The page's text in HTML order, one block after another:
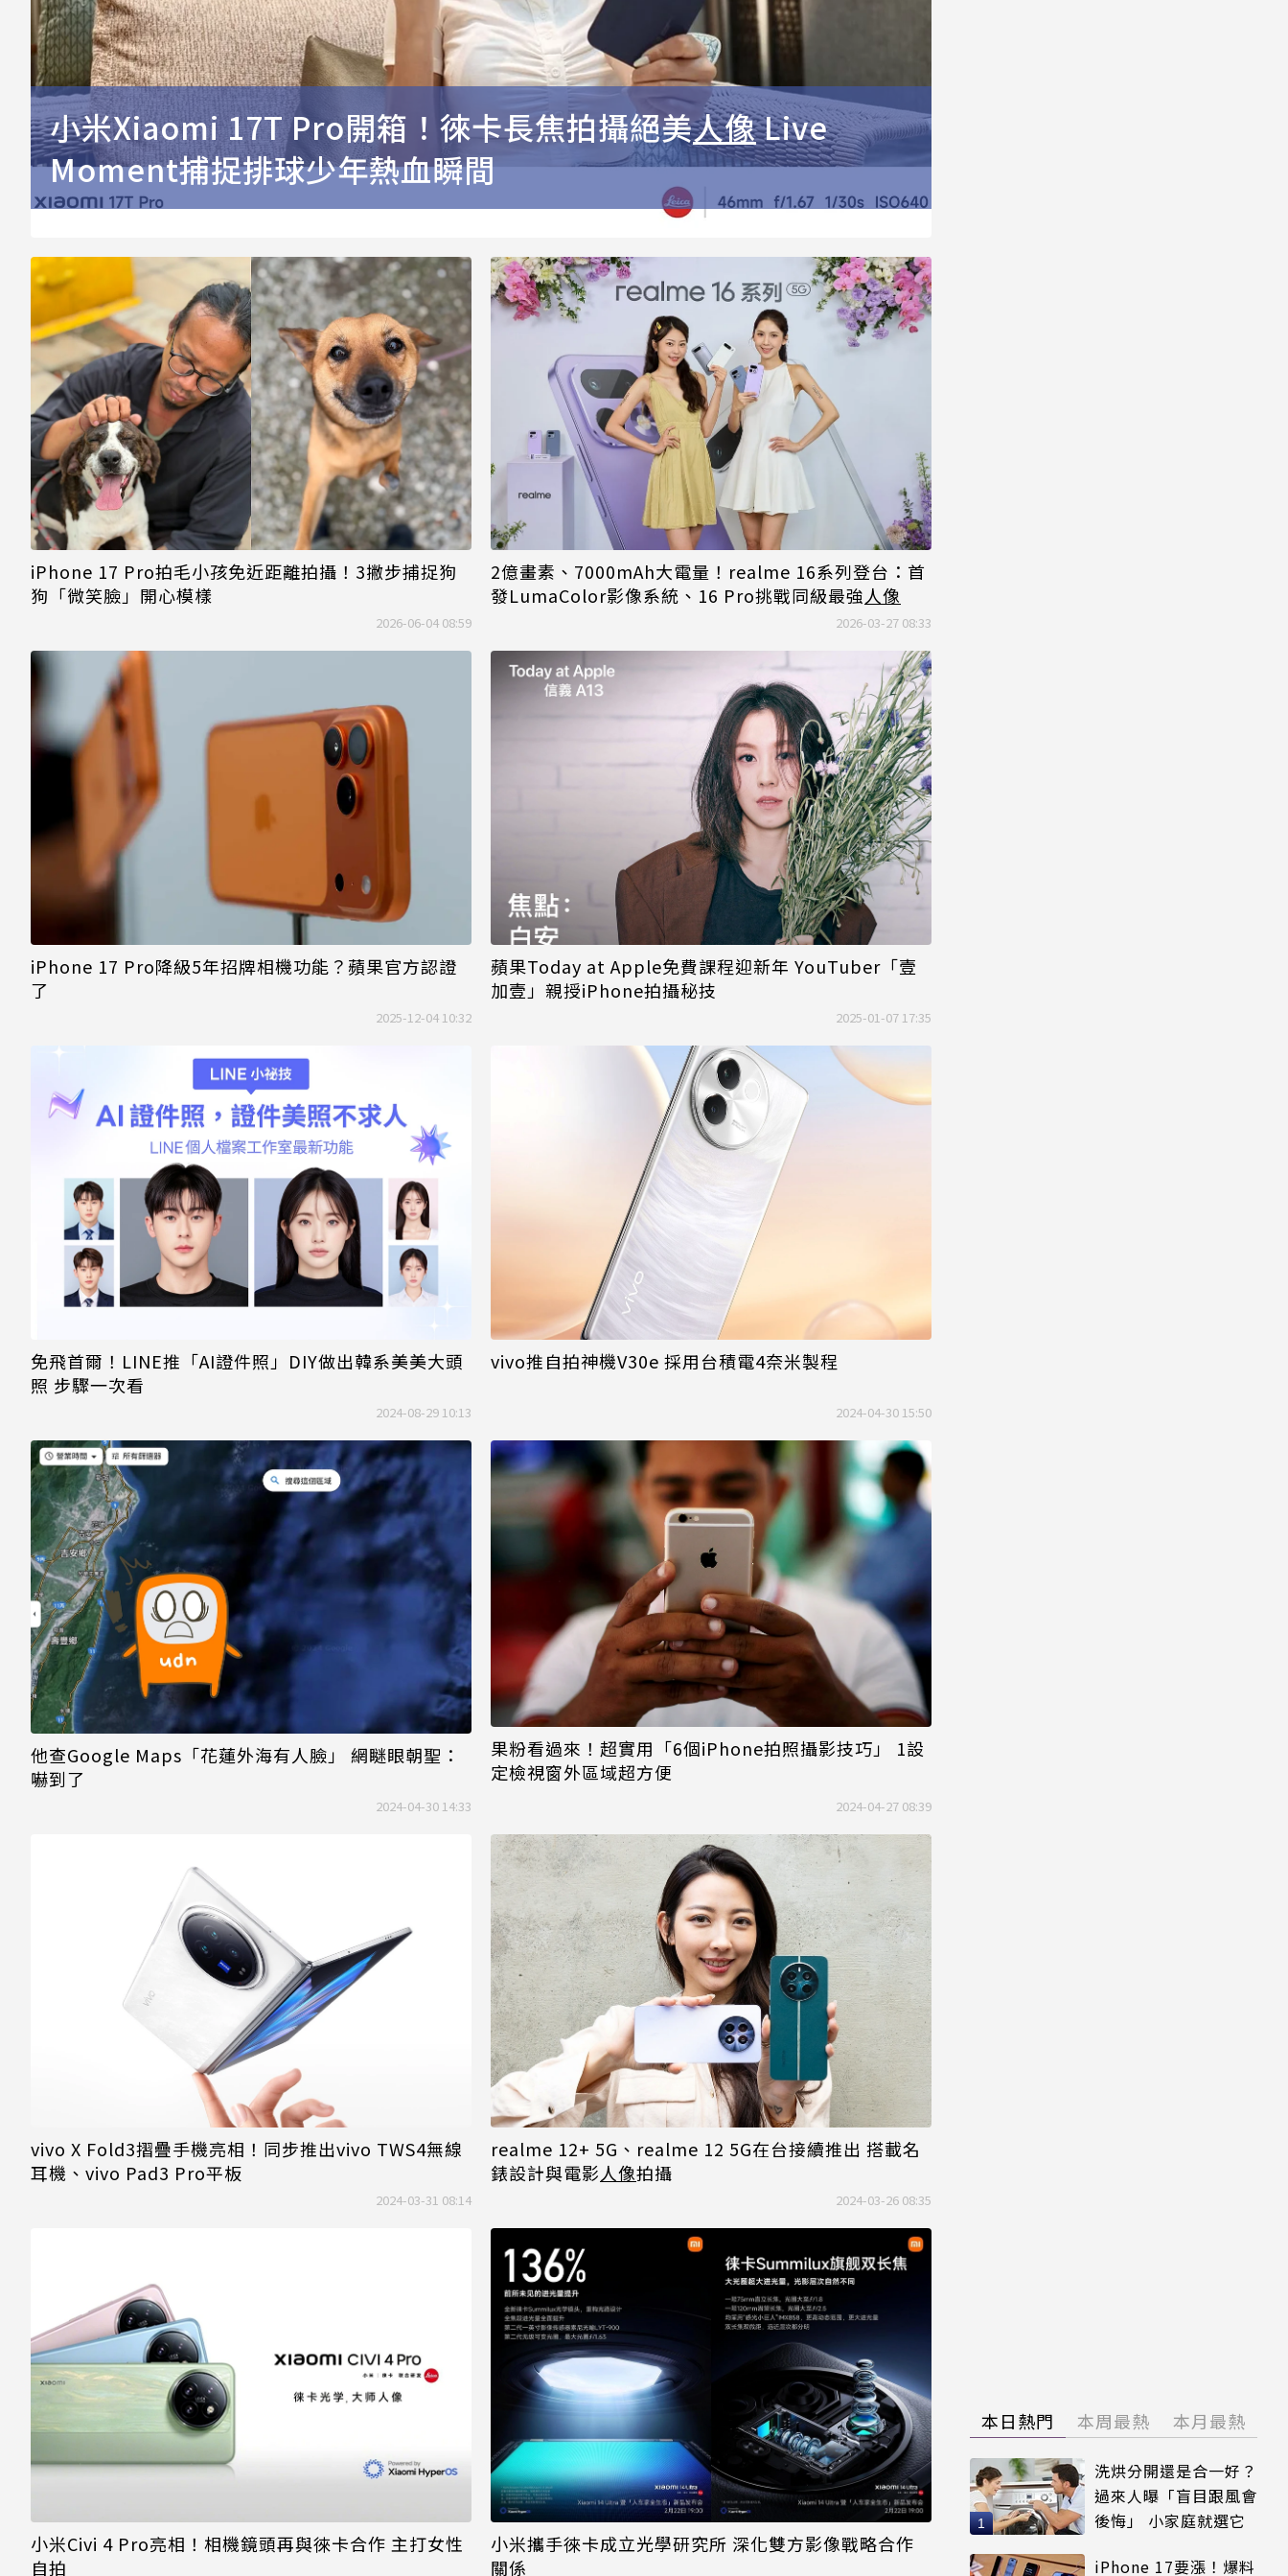
小米Xiaomi 17T Pro開箱！徠卡長焦拍攝絕美人像Live
Moment捕捉排球少年熱血瞬間
iPhone 17 Pro拍毛小孩免近距離拍攝！3撇步捕捉狗
狗「微笑臉」開心模樣
2026-06-04 08:59
2億畫素、7000mAh大電量！realme 16系列登台：首
發LumaColor影像系統、16 Pro挑戰同級最強人像
2026-03-27 08:33
iPhone 17 Pro降級5年招牌相機功能？蘋果官方認證
了
2025-12-04 10:32
蘋果Today at Apple免費課程迎新年 YouTuber「壹
加壹」親授iPhone拍攝秘技
2025-01-07 17:35
免飛首爾！LINE推「AI證件照」DIY做出韓系美美大頭
照 步驟一次看
2024-08-29 10:13
vivo推自拍神機V30e 採用台積電4奈米製程
2024-04-30 15:50
他查Google Maps「花蓮外海有人臉」 網瞇眼朝聖：
嚇到了
2024-04-30 14:33
果粉看過來！超實用「6個iPhone拍照攝影技巧」 1設
定檢視窗外區域超方便
2024-04-27 08:39
vivo X Fold3摺疊手機亮相！同步推出vivo TWS4無線
耳機、vivo Pad3 Pro平板
2024-03-31 08:14
realme 12+ 5G、realme 12 5G在台接續推出 搭載名
錶設計與電影人像拍攝
2024-03-26 08:35
小米Civi 4 Pro亮相！相機鏡頭再與徠卡合作 主打女性
自拍
小米攜手徠卡成立光學研究所 深化雙方影像戰略合作
關係
本日熱門 本周最熱 本月最熱
洗烘分開還是合一好？
過來人曝「盲目跟風會
後悔」 小家庭就選它
iPhone 17要漲！爆料